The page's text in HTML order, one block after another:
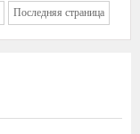
Последняя страница